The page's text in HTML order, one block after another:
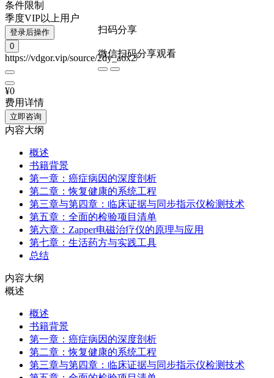
条件限制
季度VIP以上用户
登录后操作
0
https://vdgor.vip/source/2dy_a6x2/
扫码分享
微信扫码分享观看
¥0
费用详情
立即咨询
内容大纲
概述
书籍背景
第一章：癌症病因的深度剖析
第二章：恢复健康的系统工程
第三章与第四章：临床证据与同步指示仪检测技术
第五章：全面的检验项目清单
第六章：Zapper电磁治疗仪的原理与应用
第七章：生活药方与实践工具
总结
内容大纲
概述
概述
书籍背景
第一章：癌症病因的深度剖析
第二章：恢复健康的系统工程
第三章与第四章：临床证据与同步指示仪检测技术